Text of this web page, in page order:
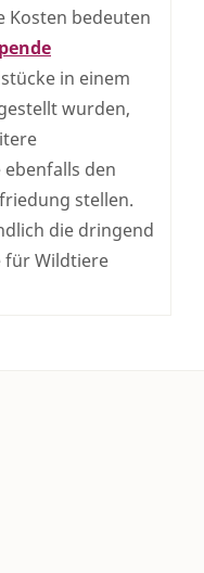
Kosten bedeuten
in einem
wurden,
den
stellen.
die dringend
für Wildtiere